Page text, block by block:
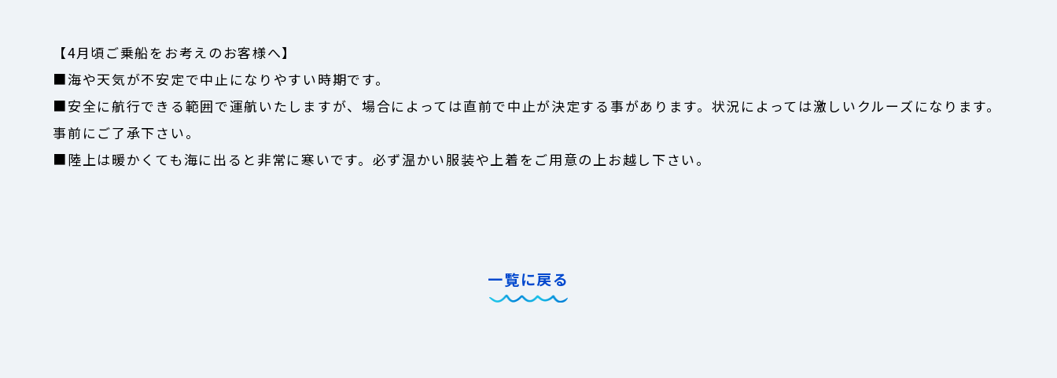
【4月頃ご乗船をお考えのお客様へ】
■海や天気が不安定で中止になりやすい時期です。
■安全に航行できる範囲で運航いたしますが、場合によっては直前で中止が決定する事があります。状況によっては激しいクルーズになります。
事前にご了承下さい。
■陸上は暖かくても海に出ると非常に寒いです。必ず温かい服装や上着をご用意の上お越し下さい。
一覧に戻る